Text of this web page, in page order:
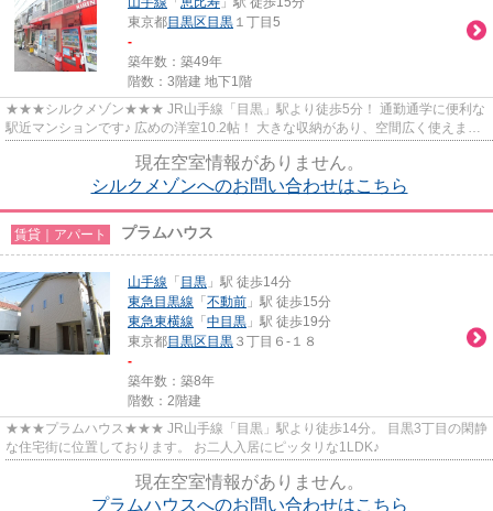
東京都目黒区 目黒 １丁目5
-
築年数：築49年
階数：3階建 地下1階
★★★シルクメゾン★★★ JR山手線「目黒」駅より徒歩5分！ 通勤通学に便利な
駅近マンションです♪ 広めの洋室10.2帖！ 大きな収納があり、空間広く使えま
現在空室情報がありません。
シルクメゾンへのお問い合わせはこちら
賃貸｜アパート プラムハウス
山手線 「 目黒 」駅 徒歩14分
東急目黒線 「 不動前 」駅 徒歩15分
東急東横線 「 中目黒 」駅 徒歩19分
東京都目黒区 目黒 ３丁目６-１８
-
築年数：築8年
階数：2階建
★★★プラムハウス★★★ JR山手線「目黒」駅より徒歩14分。 目黒3丁目の閑静
な住宅街に位置しております。 お二人入居にピッタリな1LDK♪
現在空室情報がありません。
プラムハウスへのお問い合わせはこちら